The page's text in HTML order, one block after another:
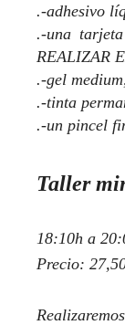
.-adhesivo
.-una
REALIZAR
.-gel medium,
.-tinta
.-un pincel
Taller
18:10h a
Precio: